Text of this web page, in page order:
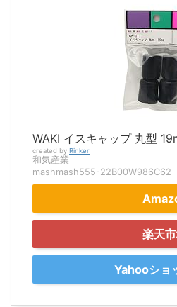
WAKI イスキャップ 丸型
created by Rinker
和気産業
mashmash555-22B00W986C62
楽天
Yahooショ